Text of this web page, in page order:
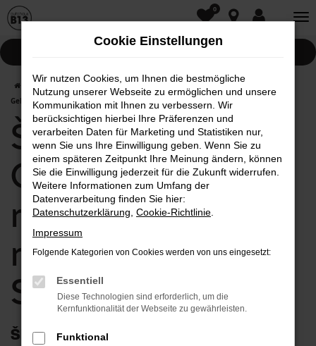
Zum
0
Schrobenhausen Škoda Kodiaq
Gebrauchtwagen mit Lieferservice nach Schrobenhausen
Škoda Kodiaq
Gebrauchtwagen
mit Lieferservice
nach
Schrobenhausen
Škoda Kodiaq Gebrauchtwagen in
Cookie Einstellungen
Wir nutzen Cookies, um Ihnen die bestmögliche
Nutzung unserer Webseite zu ermöglichen und unsere
Kommunikation mit Ihnen zu verbessern. Wir
berücksichtigen hierbei Ihre Präferenzen und
verarbeiten Daten für Marketing und Statistiken nur,
wenn Sie uns Ihre Einwilligung geben. Wenn Sie zu
einem späteren Zeitpunkt Ihre Meinung ändern, können
Sie die Einwilligung jederzeit für die Zukunft widerrufen.
Weitere Informationen zum Umfang der
Datenverarbeitung finden Sie hier:
Datenschutzerklärung Cookie-Richtlinie
Impressum
Folgende Kategorien von Cookies werden von uns eingesetzt:
Essentiell
Diese Technologien sind erforderlich, um die
Kernfunktionalität der Webseite zu gewährleisten.
Funktional